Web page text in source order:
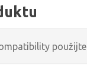
použijte